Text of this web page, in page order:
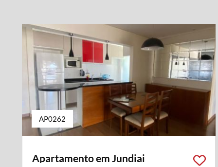
AP0262
Apartamento em Jundiai